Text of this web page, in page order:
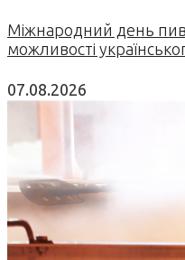
Міжнародний день
можливості
07.08.2026